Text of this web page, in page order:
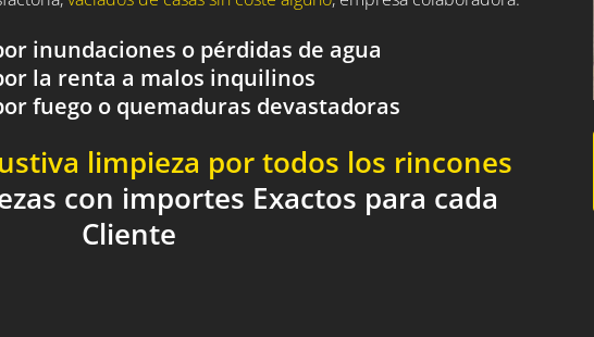
inundaciones o pérdidas de agua
la renta a malos inquilinos
fuego o quemaduras devastadoras
limpieza por todos los rincones
con importes Exactos para cada
Cliente